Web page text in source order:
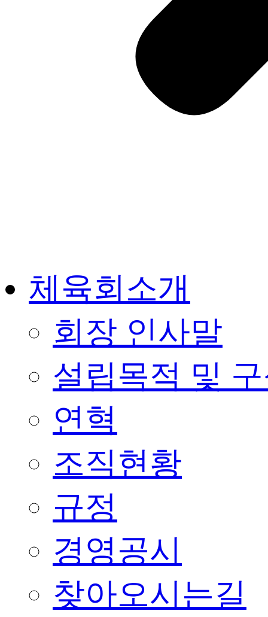
체육회소개
회장 인사말
설립목적 및
연혁
조직현황
규정
경영공시
찾아오시는길